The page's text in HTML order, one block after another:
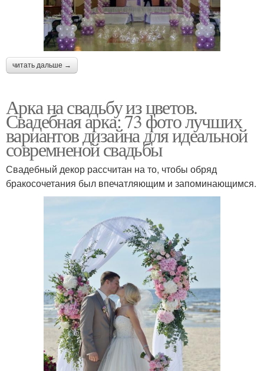
читать дальше →
Арка на свадьбу из цветов.
Свадебная арка: 73 фото лучших
вариантов дизайна для идеальной
совремненой свадьбы
Свадебный декор рассчитан на то, чтобы обряд
бракосочетания был впечатляющим и запоминающимся.